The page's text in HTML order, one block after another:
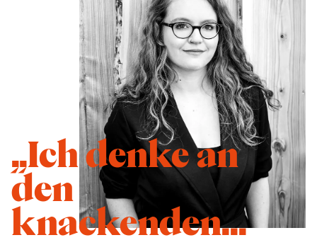
„Ich denke an
den
knackenden...